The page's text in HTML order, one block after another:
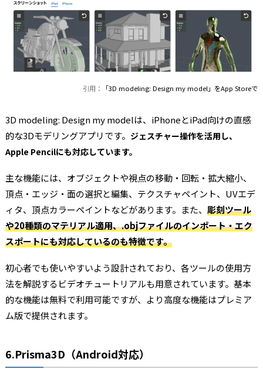
引用： 「3D modeling: Design my model」をApp Storeで
3D modeling: Design my modelは、iPhoneとiPad向けの直感
的な3Dモデリングアプリです。 ジェスチャー操作を活用し、
Apple Pencilにも対応しています。
主な機能には、オブジェクトや視点の移動・回転・拡大縮小、
頂点・エッジ・面の選択と編集、テクスチャペイント、UVエデ
ィタ、頂点カラーペイントなどがあります。また、 彫刻ツール
や20種類のマテリアル適用、.objファイルのインポート・エク
スポートにも対応しているのも特徴です。
初心者でも使いやすいよう設計されており、各ツールの使用方
法を解説するビデオチュートリアルも用意されています。基本
的な機能は無料で利用可能ですが、より高度な機能はプレミア
ム版で提供されます。
6.Prisma3D（Android対応）